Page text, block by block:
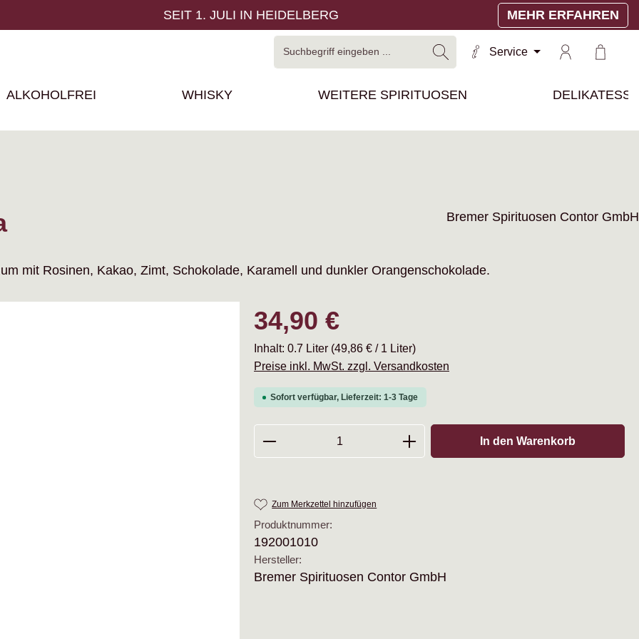
SEIT 1. JULI IN HEIDELBERG MEHR ERFAHREN
Service
ALKOHOLFREI WHISKY WEITERE SPIRITUOSEN
Bremer Spirituosen Contor GmbH
mit Rosinen, Kakao, Zimt, Schokolade, Karamell und dunkler Orangenschokolade.
Regulärer Preis:
34,90 €
Inhalt: 0.7 Liter (49,86 € / 1 Liter)
Preise inkl. MwSt. zzgl. Versandkosten
Sofort verfügbar, Lieferzeit: 1-3 Tage
Produkt Anzahl: Gib den gewünschten Wert ein
In den Warenkorb
Zum Merkzettel hinzufügen
Produktnummer:
192001010
Hersteller:
Bremer Spirituosen Contor GmbH